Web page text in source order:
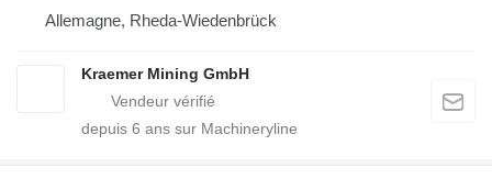
Allemagne, Rheda-Wiedenbrück
Kraemer Mining GmbH
depuis 6 ans sur Machineryline